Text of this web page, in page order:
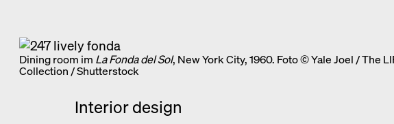
Dining room im La Fonda del Sol, New York City, 1960. Foto © Yale Joel / The
Collection / Shutterstock
Interior design